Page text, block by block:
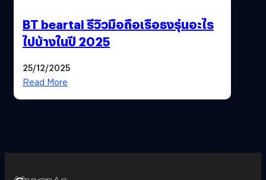
BT beartai รีวิวมือถือเรือธงรุ่นอะไร
ไปบ้างในปี 2025
25/12/2025
Read More